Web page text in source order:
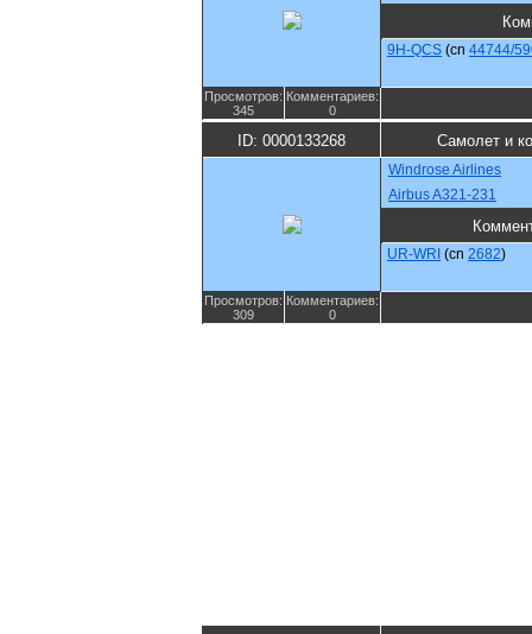
9H-QCS (cn 44744/
Просмотров:
345
Комментариев:
0
ID: 0000133268 Самолет и
Windrose Airlines
Airbus A321-231
UR-WRI (cn 2682)
Просмотров:
309
Комментариев:
0